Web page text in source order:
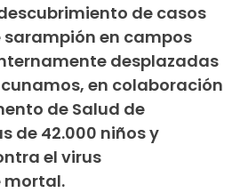
de casos
sarampión en campos
desplazadas
en colaboración
de Salud de
de 42.000 niños y
el virus
mortal.